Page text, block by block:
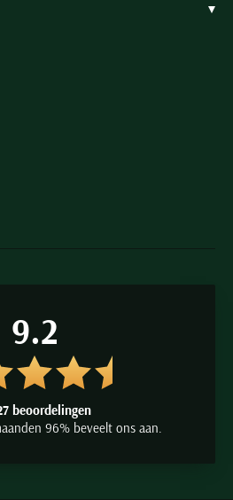
9.2
beoordelingen
96% beveelt ons aan.